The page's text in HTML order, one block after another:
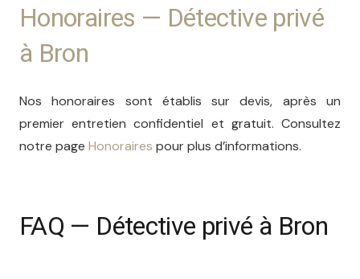
Honoraires — Détective privé
à Bron
Nos honoraires sont établis sur devis, après un
premier entretien confidentiel et gratuit. Consultez
notre page Honoraires pour plus d’informations.
FAQ — Détective privé à Bron